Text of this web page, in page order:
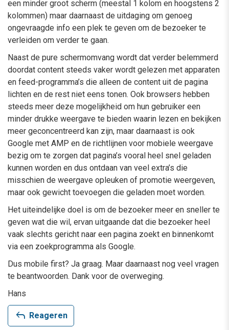
een minder groot scherm (meestal 1 kolom en hoogstens 2
kolommen) maar daarnaast de uitdaging om genoeg
ongevraagde info een plek te geven om de bezoeker te
verleiden om verder te gaan.
Naast de pure schermomvang wordt dat verder belemmerd
doordat content steeds vaker wordt gelezen met apparaten
en feed-programma’s die alleen de content uit de pagina
lichten en de rest niet eens tonen. Ook browsers hebben
steeds meer deze mogelijkheid om hun gebruiker een
minder drukke weergave te bieden waarin lezen en bekijken
meer geconcentreerd kan zijn, maar daarnaast is ook
Google met AMP en de richtlijnen voor mobiele weergave
bezig om te zorgen dat pagina’s vooral heel snel geladen
kunnen worden en dus ontdaan van veel extra’s die
misschien de weergave opleuken of promotie weergeven,
maar ook gewicht toevoegen die geladen moet worden.
Het uiteindelijke doel is om de bezoeker meer en sneller te
geven wat die wil, ervan uitgaande dat die bezoeker heel
vaak slechts gericht naar een pagina zoekt en binnenkomt
via een zoekprogramma als Google.
Dus mobile first? Ja graag. Maar daarnaast nog veel vragen
te beantwoorden. Dank voor de overweging.
Hans
reply Reageren